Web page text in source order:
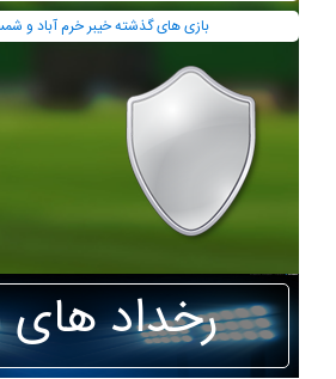
بازی های گذشته خيبر خرم آباد و
رخداد های